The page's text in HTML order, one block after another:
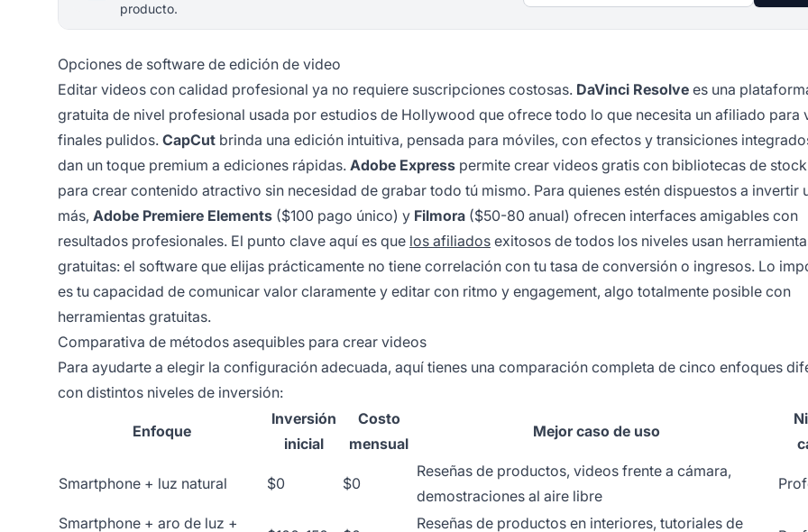
producto.
Opciones de software de edición de video
Editar videos con calidad profesional ya no requiere suscripciones costosas. DaVinci Resolve es una
gratuita de nivel profesional usada por estudios de Hollywood que ofrece todo lo que necesita un afiliado para
finales pulidos. CapCut brinda una edición intuitiva, pensada para móviles, con efectos y transiciones
dan un toque premium a ediciones rápidas. Adobe Express permite crear videos gratis con bibliotecas de
para crear contenido atractivo sin necesidad de grabar todo tú mismo. Para quienes estén dispuestos a invertir
más, Adobe Premiere Elements ($100 pago único) y Filmora ($50-80 anual) ofrecen interfaces amigables con
resultados profesionales. El punto clave aquí es que los afiliados exitosos de todos los niveles usan
gratuitas: el software que elijas prácticamente no tiene correlación con tu tasa de conversión o ingresos. Lo
es tu capacidad de comunicar valor claramente y editar con ritmo y engagement, algo totalmente posible con
herramientas gratuitas.
Comparativa de métodos asequibles para crear videos
Para ayudarte a elegir la configuración adecuada, aquí tienes una comparación completa de cinco enfoques
con distintos niveles de inversión:
Enfoque
Inversión
inicial
Costo
mensual
Mejor caso de uso
Smartphone + luz natural $0 $0
Reseñas de productos, videos frente a cámara,
demostraciones al aire libre
Smartphone + aro de luz + Reseñas de productos en interiores, tutoriales de